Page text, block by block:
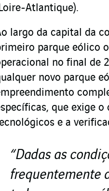
Atlantique).
largo da capital da
parque eólico
no final de
novo parque
que exige
e a
“Dadas as
frequentemente